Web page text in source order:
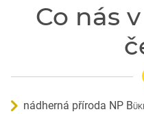
Co nás
nádherná příroda NP